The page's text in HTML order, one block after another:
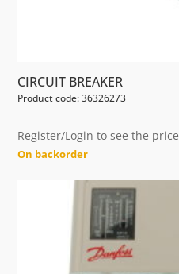
CIRCUIT BREAKER
Product code: 36326273
Register/Login to see the price
On backorder